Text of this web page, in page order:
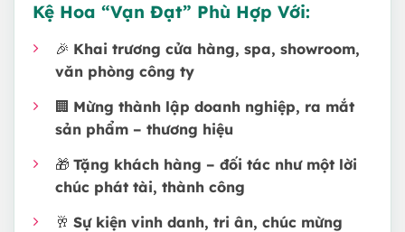
Kệ Hoa “Vạn Đạt” Phù Hợp Với:
🎉 Khai trương cửa hàng, spa, showroom,
văn phòng công ty
🏢 Mừng thành lập doanh nghiệp, ra mắt
sản phẩm – thương hiệu
🎁 Tặng khách hàng – đối tác như một lời
chúc phát tài, thành công
🥂 Sự kiện vinh danh, tri ân, chúc mừng